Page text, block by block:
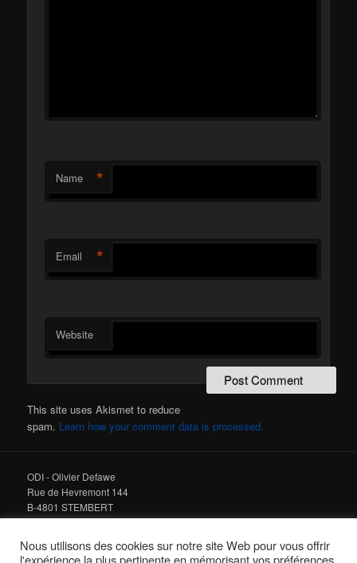
Name *
Email *
Website
This site uses Akismet to reduce
spam. Learn how your comment data is processed.
ODI - Olivier Defawe
Rue de Hevremont 144
B-4801 STEMBERT
Tel : +32 475 978 678
email :info@odi.be
Nous utilisons des cookies sur notre site Web pour vous offrir
l'expérience la plus pertinente en mémorisant vos préférences